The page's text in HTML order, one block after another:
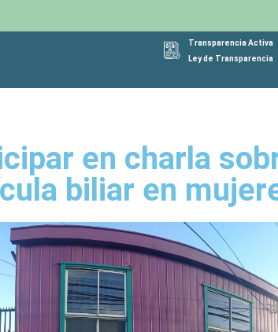
Transparencia Activa
Ley de Transparencia
en charla
biliar en